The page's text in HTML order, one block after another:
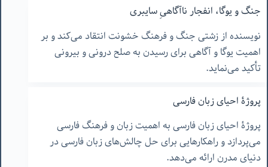
جنگ و یوگا، انفجار ناآگاهیِ سایبری
نویسنده از زشتی جنگ و فرهنگ خشونت انتقاد می‌کند و بر
اهمیت یوگا و آگاهی برای رسیدن به صلح درونی و بیرونی
تأکید می‌نماید.
پروژۀ احیای زبان فارسی
پروژۀ احیای زبان فارسی به اهمیت زبان و فرهنگ فارسی
می‌پردازد و راهکارهایی برای حل چالش‌های زبان فارسی در
دنیای مدرن ارائه می‌دهد.